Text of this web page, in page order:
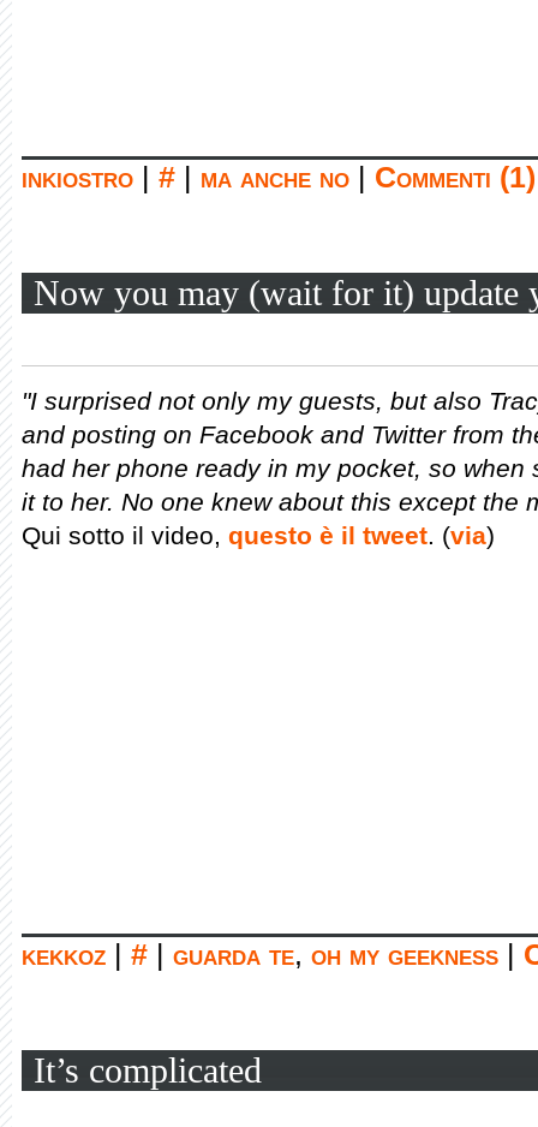
inkiostro # ma anche no Commenti (1)
Now you may (wait for it) update
"I surprised not only my guests, but also
and posting on Facebook and Twitter from
had her phone ready in my pocket, so
it to her. No one knew about this except the
Qui sotto il video, questo è il tweet. (via)
kekkoz # guarda te, oh my geekness
It’s complicated